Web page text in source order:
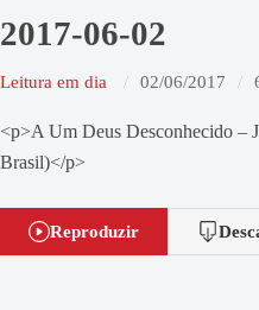
2017-06-02
Leitura em dia 02/06/2017
<p>A Um Deus Desconhecido –
Brasil)</p>
Reproduzir